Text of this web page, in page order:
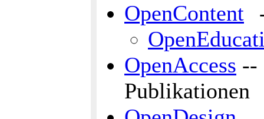
OpenContent
OpenAccess --
Publikationen